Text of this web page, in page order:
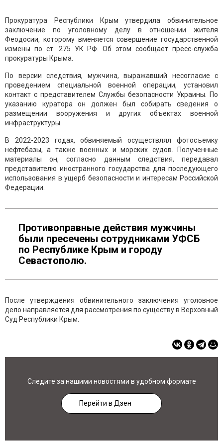
Прокуратура Республики Крым утвердила обвинительное
заключение по уголовному делу в отношении жителя
Феодосии, которому вменяется совершение государственной
измены по ст. 275 УК РФ. Об этом сообщает пресс-служба
прокуратуры Крыма.
По версии следствия, мужчина, выражавший несогласие с
проведением специальной военной операции, установил
контакт с представителем Службы безопасности Украины. По
указанию куратора он должен был собирать сведения о
размещении вооружения и других объектах военной
инфраструктуры.
В 2022-2023 годах, обвиняемый осуществлял фотосъемку
нефтебазы, а также военных и морских судов. Полученные
материалы он, согласно данным следствия, передавал
представителю иностранного государства для последующего
использования в ущерб безопасности и интересам Российской
Федерации.
Противоправные действия мужчины
были пресечены сотрудниками УФСБ
по Республике Крым и городу
Севастополю.
После утверждения обвинительного заключения уголовное
дело направляется для рассмотрения по существу в Верховный
Суд Республики Крым.
Следите за нашими новостями в удобном формате
Перейти в Дзен